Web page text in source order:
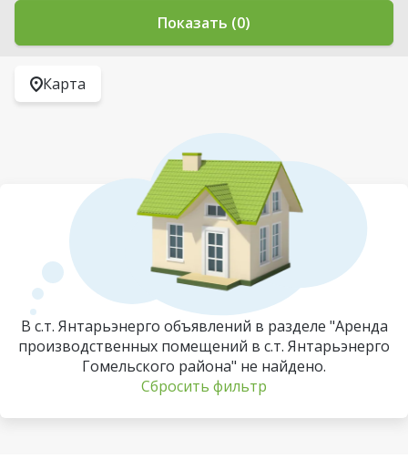
Показать (0)
Карта
В с.т. Янтарьэнерго объявлений в разделе "Аренда
производственных помещений в с.т. Янтарьэнерго
Гомельского района" не найдено.
Сбросить фильтр